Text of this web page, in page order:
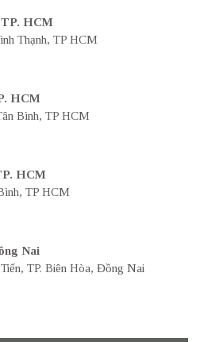
TP. HCM
Thạnh, TP HCM
HCM
Bình, TP HCM
HCM
TP HCM
Nai
TP. Biên Hòa, Đồng Nai